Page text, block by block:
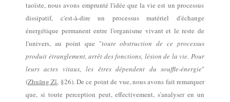
taoïste, nous avons emprunté l'idée que la vie est un processus
dissipatif, c'est-à-dire un processus matériel d'échange
énergétique permanententre l'organisme vivant et le reste de
l'univers, au point que "toute obstruction de ce processus
produit étranglement, arrêt des fonctions, lésion de la vie. Pour
leurs actes vitaux, les êtres dépendent du souffle-énergie"
(Zhuāng Zǐ, §26). De ce point de vue, nous avons fait remarquer
que, si toute perception peut, effectivement, s'analyser en un